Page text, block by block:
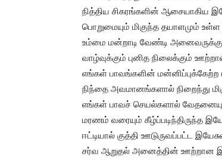
நித்திய சிகரங்களின் ஆசையாகிய
பொறுமையும் மிகுந்த தயாளமும்
உம்மை மன்றாடி வேண்டி
வாழ்வுக்கும் புனித நிலைக்கும்
எங்கள் பாவங்களின் மன்னிப்புக்கேற்ற
நிந்தை அவமானங்களால் நிறைந்து
எங்கள் பாவச் செயல்களால்
மரணம் வரையும் கீழ்ப்படிந்திருந்த
ஈட்டியால் குத்தி ஊடுருவப்பட்ட
சர்வ ஆறுதல் அனைத்தின் ஊற்றான